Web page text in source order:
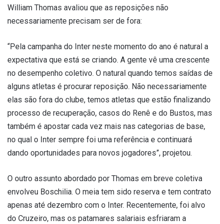
William Thomas avaliou que as reposições não
necessariamente precisam ser de fora:
“Pela campanha do Inter neste momento do ano é natural a
expectativa que está se criando. A gente vê uma crescente
no desempenho coletivo. O natural quando temos saídas de
alguns atletas é procurar reposição. Não necessariamente
elas são fora do clube, temos atletas que estão finalizando
processo de recuperação, casos do Renê e do Bustos, mas
também é apostar cada vez mais nas categorias de base,
no qual o Inter sempre foi uma referência e continuará
dando oportunidades para novos jogadores”, projetou.
O outro assunto abordado por Thomas em breve coletiva
envolveu Boschilia. O meia tem sido reserva e tem contrato
apenas até dezembro com o Inter. Recentemente, foi alvo
do Cruzeiro, mas os patamares salariais esfriaram a